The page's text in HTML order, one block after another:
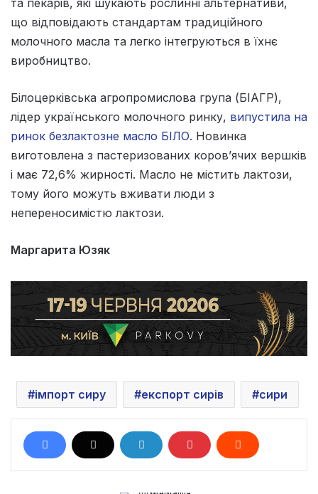
та пекарів, які шукають рослинні альтернативи,
що відповідають стандартам традиційного
молочного масла та легко інтегруються в їхнє
виробництво.
Білоцерківська агропромислова група (БІАГР),
лідер українського молочного ринку, випустила на
ринок безлактозне масло БІЛО. Новинка
виготовлена з пастеризованих коров’ячих вершків
і має 72,6% жирності. Масло не містить лактози,
тому його можуть вживати люди з
непереносимістю лактози.
Маргарита Юзяк
імпорт сиру експорт сирів сири